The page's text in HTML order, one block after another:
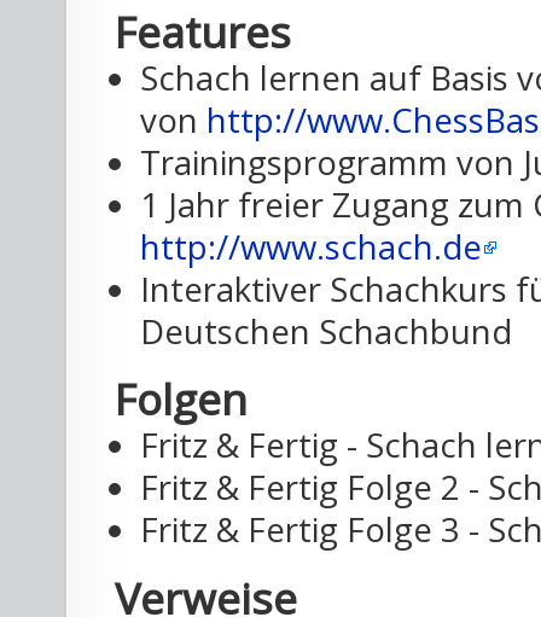
Features
Schach lernen auf Basis
von http://
Trainingsprogramm von
1 Jahr freier Zugang zum
http://www.schach.de
Interaktiver Schachkurs
Deutschen Schachbund
Folgen
Fritz & Fertig - Schach
Fritz & Fertig Folge 2 -
Fritz & Fertig Folge 3 -
Verweise